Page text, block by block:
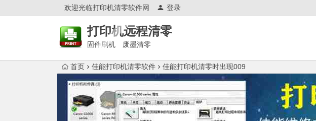
欢迎光临打印机清零软件网 登录
打印机远程清零
固件刷机 废墨清零
首页 佳能打印机清零软件 佳能打印机清零时出现009